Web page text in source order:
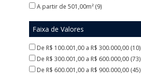
Pastoril (3)
Recanto Vital Brasil (1)
Represa (1)
Somma (1)
Suíssa (2)
Vila Assis Brasil (9)
A partir de 501,00m² (9)
Faixa de Valores
De R$ 100.001,00 a R$ 300.000,00 (10)
De R$ 300.001,00 a R$ 600.000,00 (73)
De R$ 600.001,00 a R$ 900.000,00 (45)